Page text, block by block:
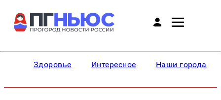
Здоровье Интересное Наши города